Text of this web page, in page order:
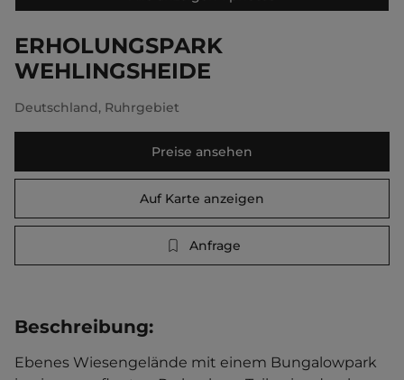
ERHOLUNGSPARK
WEHLINGSHEIDE
Deutschland, Ruhrgebiet
Preise ansehen
Auf Karte anzeigen
Anfrage
Beschreibung:
Ebenes Wiesengelände mit einem Bungalowpark